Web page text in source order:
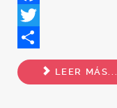
Facebook
Twitter
Share
LEER MÁS...